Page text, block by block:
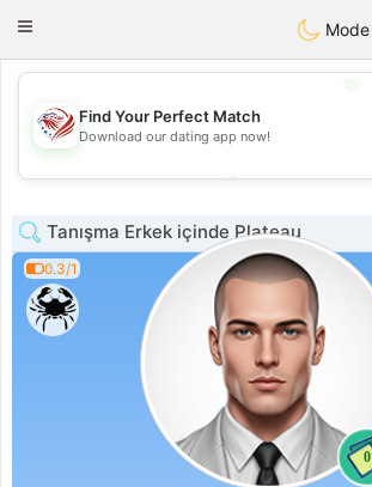
Dating
Toggle
Mode
💖
💕
Find Your Perfect Match
Download our dating app now!
Tanışma Erkek içinde Plateau
0.3/1
0